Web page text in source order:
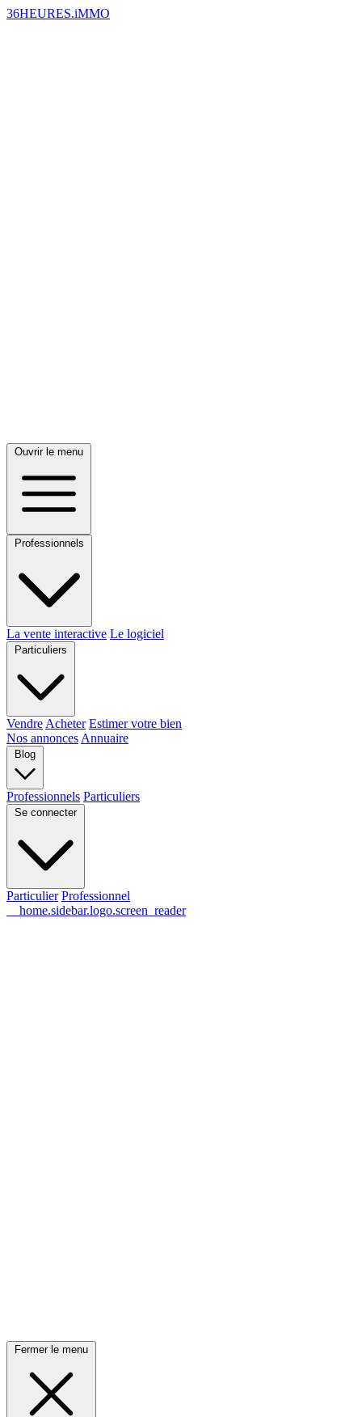
36HEURES.iMMO
Ouvrir le menu
Professionnels
La vente interactive Le logiciel
Particuliers
Vendre Acheter Estimer votre bien
Nos annonces Annuaire
Blog
Professionnels Particuliers
Se connecter
Particulier Professionnel
__home.sidebar.logo.screen_reader
Fermer le menu